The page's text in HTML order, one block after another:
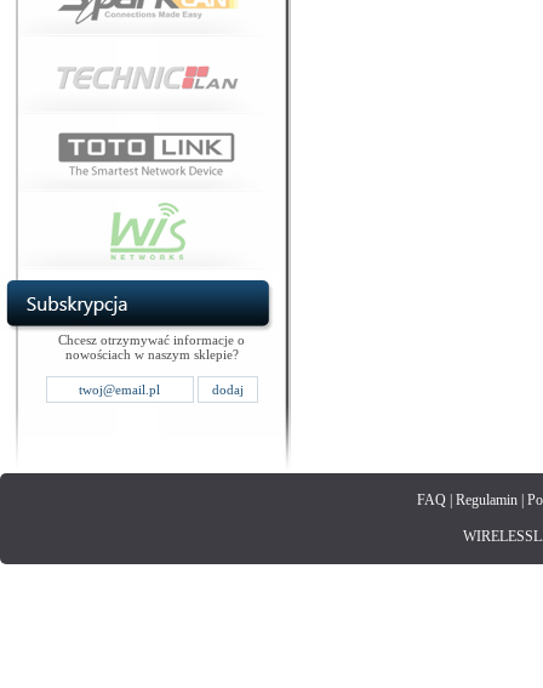
Chcesz otrzymywać informacje o
nowościach w naszym sklepie?
FAQ| Regulamin|